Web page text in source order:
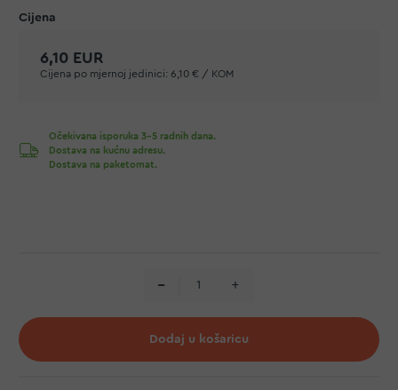
6,10 EUR
Cijena po mjernoj jedinici: 6,10 € / KOM
Očekivana isporuka 3-5 radnih dana.
Dostava na kućnu adresu.
Dostava na paketomat.
Dodaj u košaricu